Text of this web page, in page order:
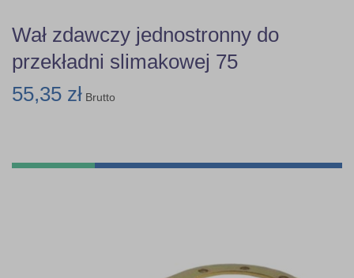
Wał zdawczy jednostronny do
przekładni slimakowej 75
55,35 zł Brutto